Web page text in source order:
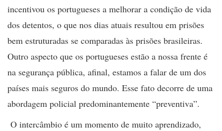
incentivou os portugueses a melhorar a condição de vida
dos detentos, o que nos dias atuais resultou em prisões
bem estruturadas se comparadas às prisões brasileiras.
Outro aspecto que os portugueses estão a nossa frente é
na segurança pública, afinal, estamos a falar de um dos
países mais seguros do mundo. Esse fato decorre de uma
abordagem policial predominantemente “preventiva”.
O intercâmbio é um momento de muito aprendizado,